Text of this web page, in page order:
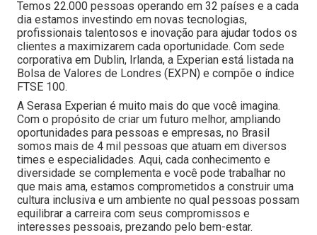
Temos 22.000 pessoas operando em 32 países e a cada
dia estamos investindo em novas tecnologias,
profissionais talentosos e inovação para ajudar todos os
clientes a maximizarem cada oportunidade. Com sede
corporativa em Dublin, Irlanda, a Experian está listada na
Bolsa de Valores de Londres (EXPN) e compõe o índice
FTSE 100.
A Serasa Experian é muito mais do que você imagina.
Com o propósito de criar um futuro melhor, ampliando
oportunidades para pessoas e empresas, no Brasil
somos mais de 4 mil pessoas que atuam em diversos
times e especialidades. Aqui, cada conhecimento e
diversidade se complementa e você pode trabalhar no
que mais ama, estamos comprometidos a construir uma
cultura inclusiva e um ambiente no qual pessoas possam
equilibrar a carreira com seus compromissos e
interesses pessoais, prezando pelo bem-estar.